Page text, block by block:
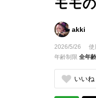
モモ
akki
2026/5/26 使
年齢制限全年齢
いいね